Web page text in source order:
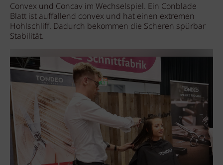
Convex und Concav im Wechselspiel. Ein Conblade
Blatt ist auffallend convex und hat einen extremen
Hohlschliff. Dadurch bekommen die Scheren spürbar
Stabilität.